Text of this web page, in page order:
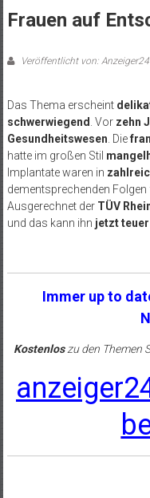
Frauen auf
Veröffentlicht von: Anzeiger24
Das Thema erscheint
schwerwiegend . Vor zehn
Gesundheitswesen . Die
hatte im großen Stil
Implantate waren in
dementsprechenden
Ausgerechnet der TÜV
und das kann ihn jetzt
Immer up to
Kostenloszu den Themen